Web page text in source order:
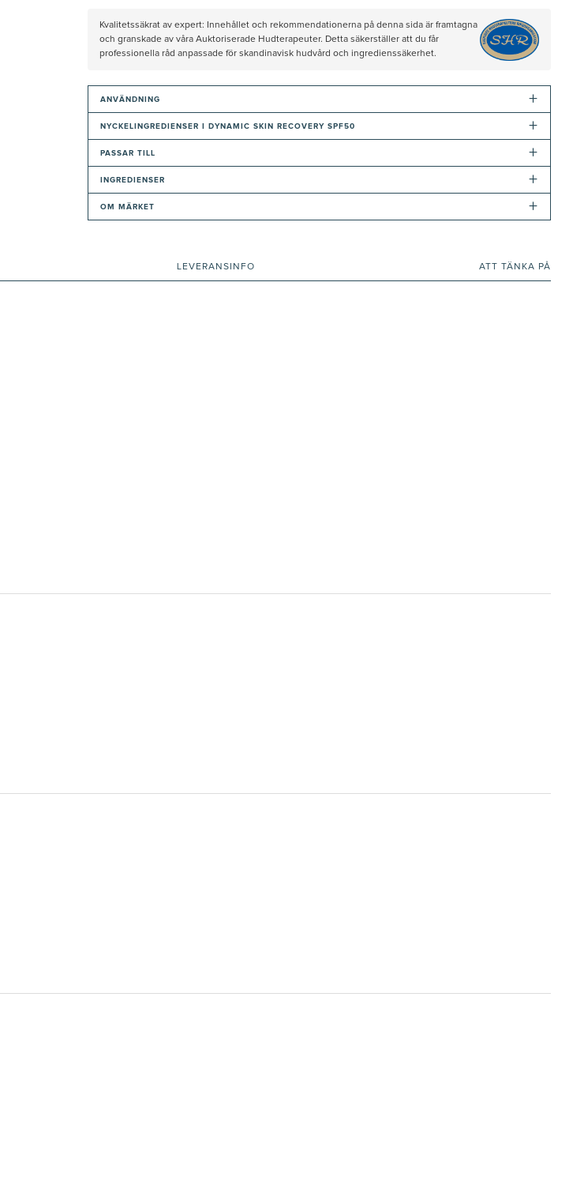
Kvalitetssäkrat av expert: Innehållet och rekommendationerna på denna sida är framtagna
och granskade av våra Auktoriserade Hudterapeuter. Detta säkerställer att du får
professionella råd anpassade för skandinavisk hudvård och ingredienssäkerhet.
ANVÄNDNING +
NYCKELINGREDIENSER I DYNAMIC SKIN RECOVERY SPF50 +
PASSAR TILL +
INGREDIENSER +
OM MÄRKET +
LEVERANSINFO ATT TÄNKA PÅ